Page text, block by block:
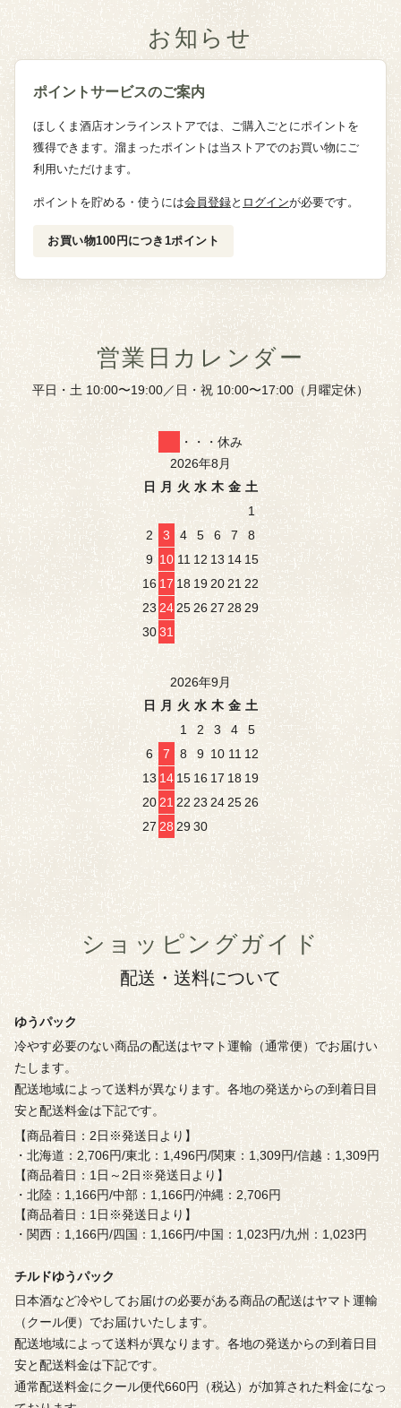
お知らせ
ポイントサービスのご案内
ほしくま酒店オンラインストアでは、ご購入ごとにポイントを
獲得できます。溜まったポイントは当ストアでのお買い物にご
利用いただけます。
ポイントを貯める・使うには会員登録と ログインが必要です。
お買い物100円につき1ポイント
営業日カレンダー
平日・土 10:00〜19:00／日・祝 10:00〜17:00（月曜定休）
・・・休み
2026年8月
日
月 火 水 木 金 土
1
2
3 4 5 6 7
8
9 10 11 12 13 14 15
16 17 18 19 2021 22
23 2425 2627 2829
3031
2026年9月
日
月 火 水 木 金 土
1
2 3 4
5
6
7 8 9 10 11 12
13 14 15 16 17 18 19
20 21 22 23 24 25 26
27 28 2930
ショッピングガイド
配送・送料について
ゆうパック
冷やす必要のない商品の配送はヤマト運輸（通常便）でお届けい
たします。
配送地域によって送料が異なります。各地の発送からの到着日目
安と配送料金は下記です。
【商品着日：2日※発送日より】
・北海道：2,706円/東北：1,496円/関東：1,309円/信越：1,309円
【商品着日：1日～2日※発送日より】
・北陸：1,166円/中部：1,166円/沖縄：2,706円
【商品着日：1日※発送日より】
・関西：1,166円/四国：1,166円/中国：1,023円/九州：1,023円
チルドゆうパック
日本酒など冷やしてお届けの必要がある商品の配送はヤマト運輸
（クール便）でお届けいたします。
配送地域によって送料が異なります。各地の発送からの到着日目
安と配送料金は下記です。
通常配送料金にクール便代660円（税込）が加算された料金になっ